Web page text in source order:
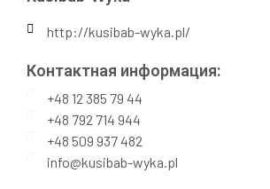
http://kusibab-wyka.pl/
Контактная информация:​
+48 12 385 79 44
+48 792 714 944
+48 509 937 482
info@kusibab-wyka.pl